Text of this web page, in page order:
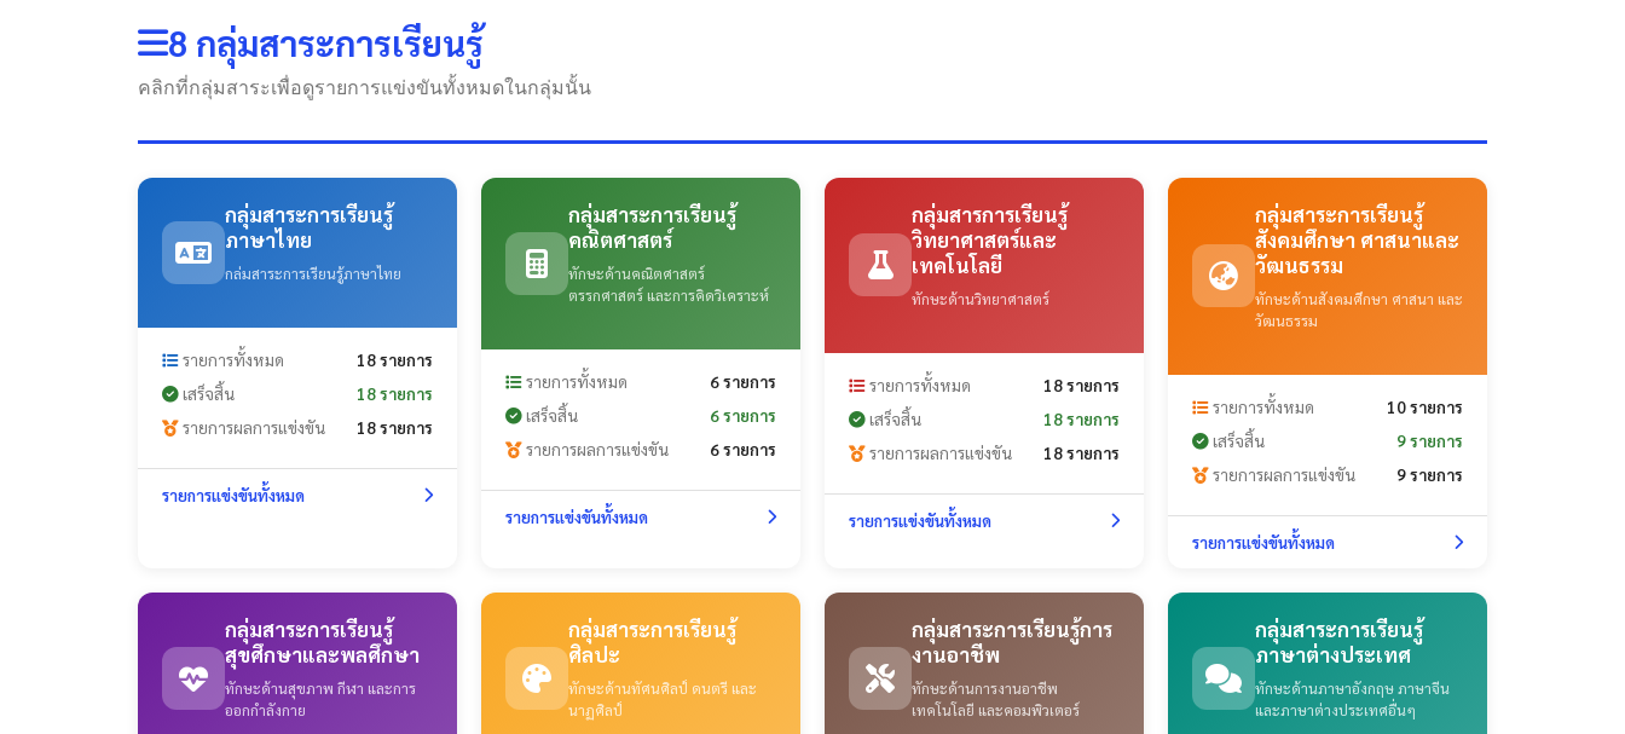
8 กลุ่มสาระการเรียนรู้
คลิกที่กลุ่มสาระเพื่อดูรายการแข่งขันทั้งหมดในกลุ่มนั้น
กลุ่มสาระการเรียนรู้
ภาษาไทย
กล่มสาระการเรียนรู้ภาษาไทย
รายการทั้งหมด
18 รายการ
เสร็จสิ้น
18 รายการ
รายการผลการแข่งขัน
18 รายการ
รายการแข่งขันทั้งหมด
กลุ่มสาระการเรียนรู้
คณิตศาสตร์
ทักษะด้านคณิตศาสตร์
ตรรกศาสตร์ และการคิดวิเคราะห์
รายการทั้งหมด
6 รายการ
เสร็จสิ้น
6 รายการ
รายการผลการแข่งขัน
6 รายการ
รายการแข่งขันทั้งหมด
กลุ่มสารการเรียนรู้
วิทยาศาสตร์และ
เทคโนโลยี
ทักษะด้านวิทยาศาสตร์
รายการทั้งหมด
18 รายการ
เสร็จสิ้น
18 รายการ
รายการผลการแข่งขัน
18 รายการ
รายการแข่งขันทั้งหมด
กลุ่มสาระการเรียนรู้
สังคมศึกษา ศาสนาและ
วัฒนธรรม
ทักษะด้านสังคมศึกษา ศาสนา และ
วัฒนธรรม
รายการทั้งหมด
10 รายการ
เสร็จสิ้น
9 รายการ
รายการผลการแข่งขัน
9 รายการ
รายการแข่งขันทั้งหมด
กลุ่มสาระการเรียนรู้
สุขศึกษาและพลศึกษา
ทักษะด้านสุขภาพ กีฬา และการ
ออกกำลังกาย
กลุ่มสาระการเรียนรู้
ศิลปะ
ทักษะด้านทัศนศิลป์ ดนตรี และ
นาฏศิลป์
กลุ่มสาระการเรียนรู้การ
งานอาชีพ
ทักษะด้านการงานอาชีพ
เทคโนโลยี และคอมพิวเตอร์
กลุ่มสาระการเรียนรู้
ภาษาต่างประเทศ
ทักษะด้านภาษาอังกฤษ ภาษาจีน
และภาษาต่างประเทศอื่นๆ